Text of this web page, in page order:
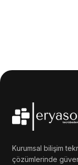
Kurumsal bilişim
çözümlerinde